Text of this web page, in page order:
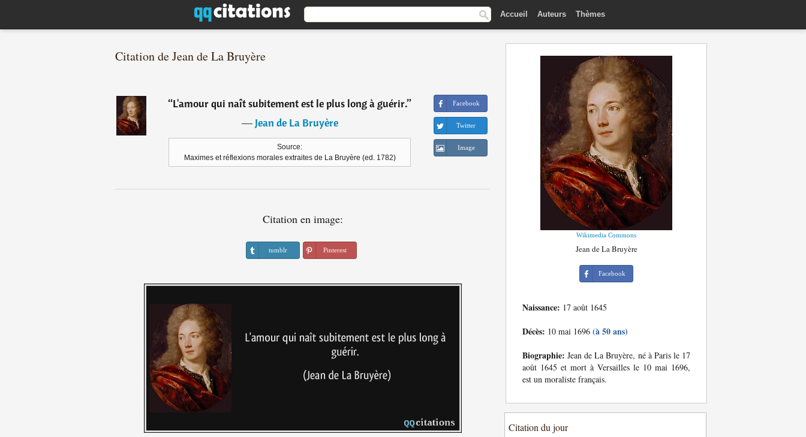
Accueil Auteurs Thèmes
Citation de Jean de La Bruyère
“L'amour qui naît subitement est le plus long à guérir.”
―Jean de La Bruyère
Source:
Maximes et réflexions morales extraites de La Bruyère (ed. 1782)
Facebook
Twitter
Image
Citation en image:
tumblr Pinterest
Wikimedia Commons
Jean de La Bruyère
Facebook
Naissance: 17 août 1645
Décès: 10 mai 1696 (à 50 ans)
Biographie: Jean de La Bruyère, né à Paris le 17
août 1645 et mort à Versailles le 10 mai 1696,
est un moraliste français.
Citation du jour